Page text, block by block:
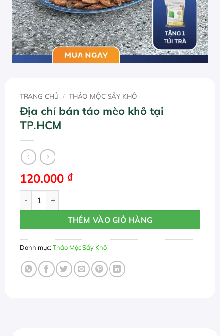
TRANG CHỦ / THẢO MỘC SẤY KHÔ
Địa chỉ bán táo mèo khô tại
TP.HCM
120.000 ₫
THÊM VÀO GIỎ HÀNG
Danh mục:Thảo Mộc Sấy Khô